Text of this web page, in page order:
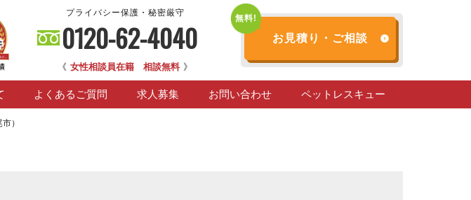
プライバシー保護・秘密厳守
0120-62-4040
《 女性相談員在籍 相談無料 》
お見積り・ご相談
よくあるご質問 求人募集 お問い合わせ ペットレスキュー
）